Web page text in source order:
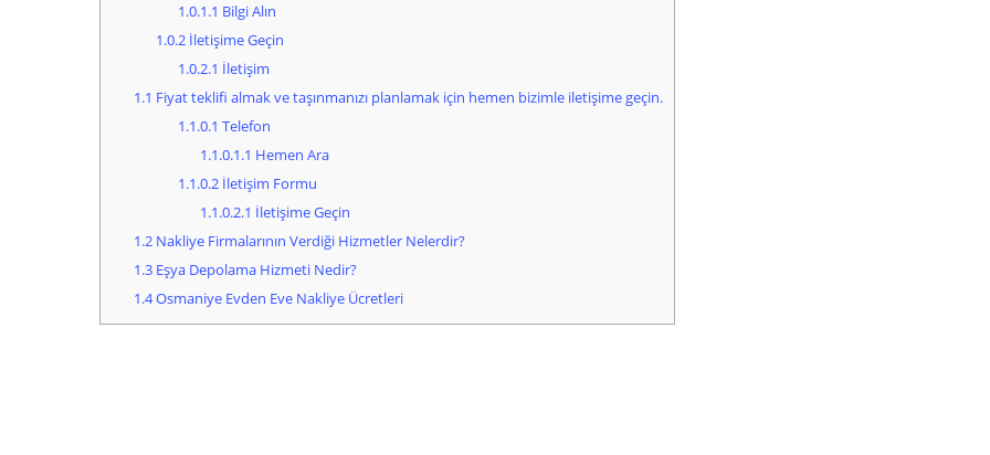
1.0.1.1 Bilgi Alın
1.0.2İletişime Geçin
1.0.2.1 İletişim
1.1 Fiyat teklifi almak ve taşınmanızı planlamak için hemen bizimle iletişime geçin.
1.1.0.1 Telefon
1.1.0.1.1 Hemen Ara
1.1.0.2İletişim Formu
1.1.0.2.1 İletişime Geçin
1.2Nakliye Firmalarının Verdiği Hizmetler Nelerdir?
1.3Eşya Depolama Hizmeti Nedir?
1.4Osmaniye Evden Eve Nakliye Ücretleri